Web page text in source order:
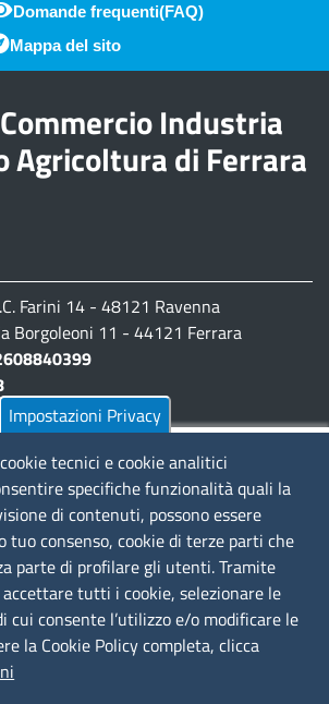
di pagina
Domande frequenti(FAQ)
Mappa del sito
Industria
Agricoltura di Ferrara
Farini 14 - 48121 Ravenna
Borgoleoni 11 - 44121 Ferrara
0532/783.711
Trasparente
Impostazioni Privacy
tecnici e cookie analitici
specifiche funzionalità quali la
di contenuti, possono essere
tuo consenso, cookie di terze parti che
parte di profilare gli utenti. Tramite
tutti i cookie, selezionare le
cui consente l’utilizzo e/o modificare le
la Cookie Policy completa, clicca